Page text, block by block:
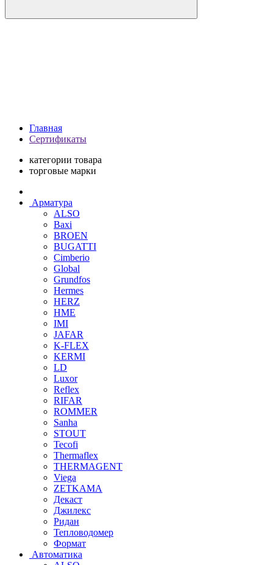
Главная
Сертификаты
категории товара
торговые марки
Арматура
ALSO
Baxi
BROEN
BUGATTI
Cimberio
Global
Grundfos
Hermes
HERZ
HME
IMI
JAFAR
K-FLEX
KERMI
LD
Luxor
Reflex
RIFAR
ROMMER
Sanha
STOUT
Tecofi
Thermaflex
THERMAGENT
Viega
ZETKAMA
Декаст
Джилекс
Ридан
Тепловодомер
Формат
Автоматика